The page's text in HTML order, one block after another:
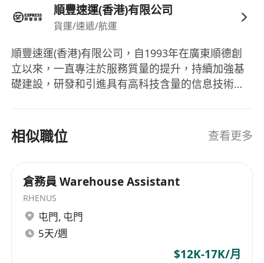
****************************
如申請司機崗位，請於星期一至五09:45或13:45親
惡劣天氣下之安排:
- 如於開放時段前1小時, 天文台懸掛黑色暴雨警告、
8號或以上颱風警告信號或政府發出極端天氣, 該時
順豐速運(香港)有限公司
貨運/速遞/航運
順豐速運(香港)有限公司，自1993年在廣東順德創
立以來，一直專注於服務質量的提升，持續加強基
礎建設，研發和引進具有高科技含量的信息技術與
速運業務機構及服務網絡。在強化速運業務的基礎
上，順豐堅持以客戶需求為核心，積極拓展多元化
類型客戶開發出一站式供應鏈解決方案，提供支
付，融資，理財，報價等綜合性的金融服務。順豐
式供應鏈解決方案，以及綜合性的金融服務，為客
戶提供全方位的專業服務支持。 SF Express (Hong
Kong) Limited, established in Shunde,
相似職位 查看更多
倉務員 Warehouse Assistant
RHENUS
屯門, 屯門
5天/週
$12K-17K/月